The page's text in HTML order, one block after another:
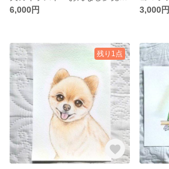
6,000円
3,000円
残り1点